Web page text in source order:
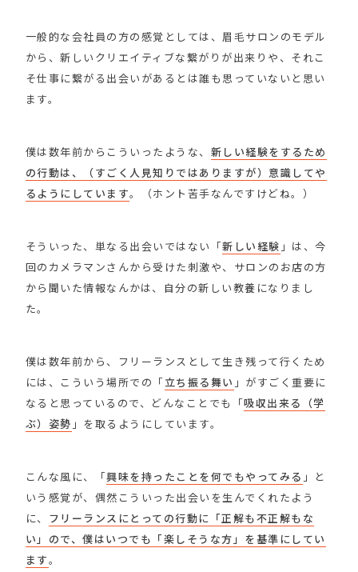
一般的な会社員の方の感覚としては、眉毛サロンのモデル
から、新しいクリエイティブな繋がりが出来りや、それこ
そ仕事に繋がる出会いがあるとは誰も思っていないと思い
ます。
僕は数年前からこういったような、 新しい経験をするため
の行動は、（すごく人見知りではありますが）意識してや
るようにしています。（ホント苦手なんですけどね。）
そういった、単なる出会いではない「新しい経験 」は、今
回のカメラマンさんから受けた刺激や、サロンのお店の方
から聞いた情報なんかは、自分の新しい教養になりまし
た。
僕は数年前から、フリーランスとして生き残って行くため
には、こういう場所での「立ち振る舞い 」がすごく重要に
なると思っているので、どんなことでも「吸収出来る（学
ぶ）姿勢 」を取るようにしています。
こんな風に、「興味を持ったことを何でもやってみる 」と
いう感覚が、偶然こういった出会いを生んでくれたよう
に、 フリーランスにとっての行動に「正解も不正解もな
い」ので、僕はいつでも「楽しそうな方」を基準にしてい
ます。